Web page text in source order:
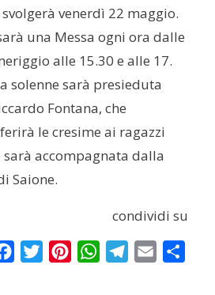
venerdì 22 maggio.
una Messa ogni ora dalle
alle 15.30 e alle 17.
solenne sarà presieduta
Fontana, che
le cresime ai ragazzi
accompagnata dalla
Saione.
condividi su
FacebookTwitterPinterestWhatsAppTelegram
Email